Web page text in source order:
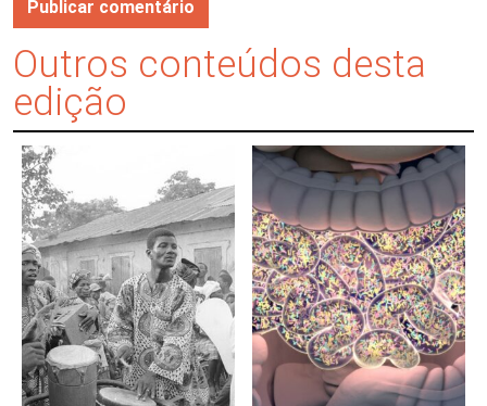
Outros conteúdos desta
edição